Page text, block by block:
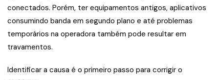
conectados. Porém, ter equipamentos antigos, aplicativos
consumindo banda em segundo plano e até problemas
temporários na operadora também pode resultar em
travamentos.
Identificar a causa é o primeiro passo para corrigir o